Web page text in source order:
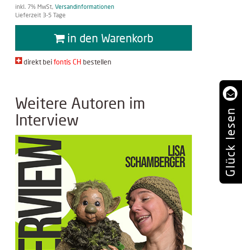
Glück lesen
inkl. 7% MwSt, Versandinformationen
Lieferzeit 3-5 Tage
in den Warenkorb
direkt beifontis CH bestellen
Weitere Autoren im
Interview